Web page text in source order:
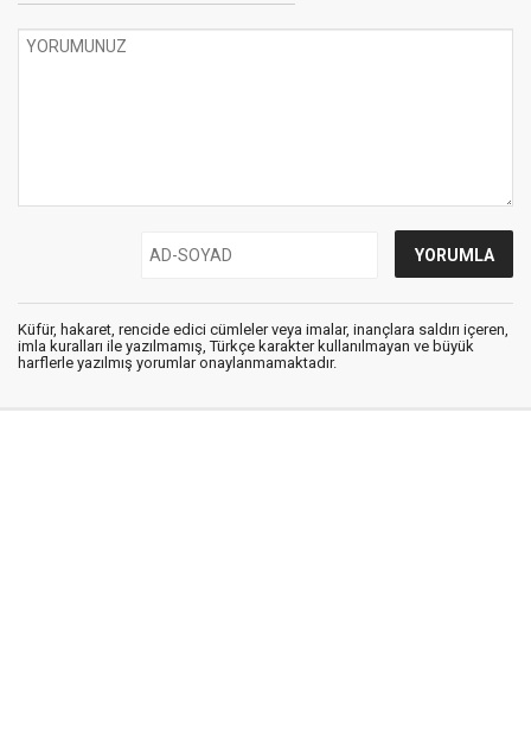
Küfür, hakaret, rencide edici cümleler veya imalar, inançlara saldırı içeren,
imla kuralları ile yazılmamış, Türkçe karakter kullanılmayan ve büyük
harflerle yazılmış yorumlar onaylanmamaktadır.